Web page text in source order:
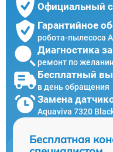
Официальный
Гарантийное
робота-пылесоса
Диагностика
ремонт по
Бесплатный
в день обращения
Замена
Aquaviva 7320
Бесплатная